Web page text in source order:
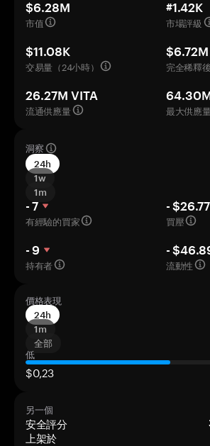
$6.28M
市值
#1.42K
市場評級
$11.08K
交易量（24小時）
$6.72M
完全稀釋
26.27M VITA
流通供應量
最大供應
洞察
24h
1w
1m
- 7
有經驗的買家
-
買壓
- 9
持有者
-
流動性
價格表現
24h
1m
全部
低
$0,23
另一個
安全評分
上架於